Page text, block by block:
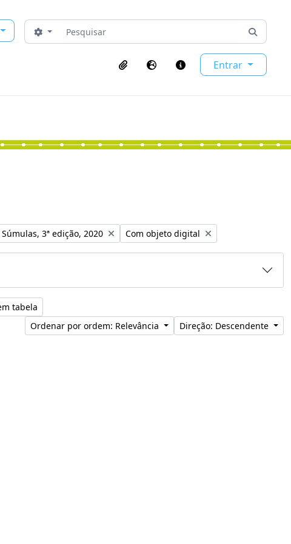
Pesquisar
Opções de busca
Área de transferência
Idioma Ligações rápidas
Entrar
filtro: 3ª edição, 2020 Remover filtro:
Com objeto digital
tabela
Ordenar por ordem: Relevância
Direção: Descendente